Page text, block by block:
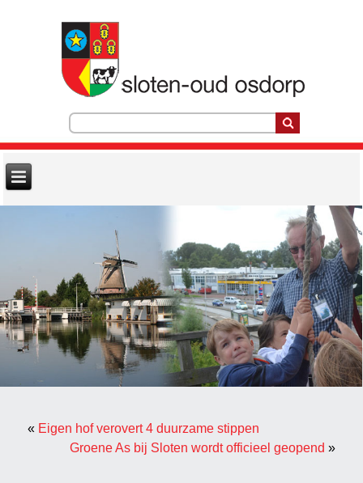
« Eigen hof verovert 4 duurzame stippen
Groene As bij Sloten wordt officieel geopend »